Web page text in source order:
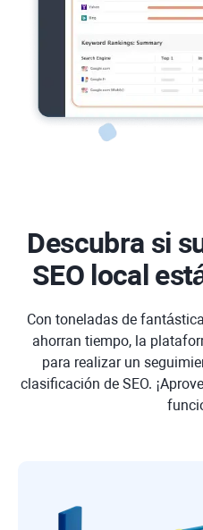
Descubra si
SEO local
Con toneladas de
ahorran tiempo, la
para realizar un
clasificación de SEO.